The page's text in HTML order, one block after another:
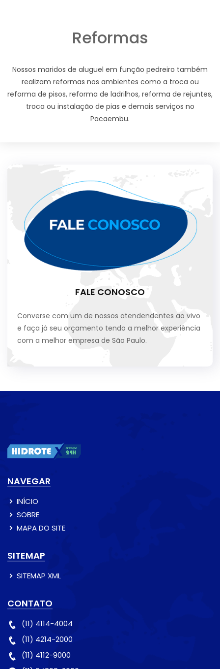
Reformas
Nossos maridos de aluguel em função pedreiro também
realizam reformas nos ambientes como a troca ou
reforma de pisos, reforma de ladrilhos, reforma de rejuntes,
troca ou instalação de pias e demais serviços no
Pacaembu.
FALE CONOSCO
Converse com um de nossos atendendentes ao vivo
e faça já seu orçamento tendo a melhor experiência
com a melhor empresa de São Paulo.
NAVEGAR
INÍCIO
SOBRE
MAPA DO SITE
SITEMAP
SITEMAP XML
CONTATO
(11) 4114-4004
(11) 4214-2000
(11) 4112-9000